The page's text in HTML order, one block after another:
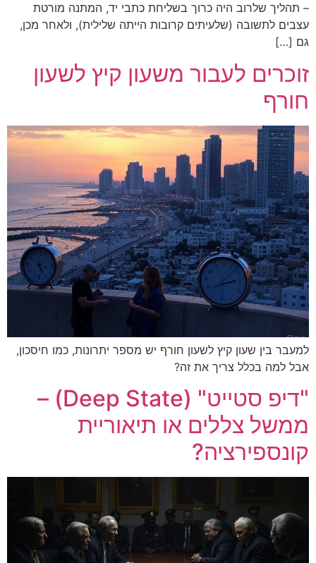
– תהליך שלרוב היה כרוך בשליחת כתבי יד, המתנה מורטת
עצבים לתשובה (שלעיתים קרובות הייתה שלילית), ולאחר מכן,
גם […]
זוכרים לעבור משעון קיץ לשעון
חורף
למעבר בין שעון קיץ לשעון חורף יש מספר יתרונות, כמו חיסכון,
אבל למה בכלל צריך את זה?
"דיפ סטייט" (Deep State) –
ממשל צללים או תיאוריית
קונספירציה?